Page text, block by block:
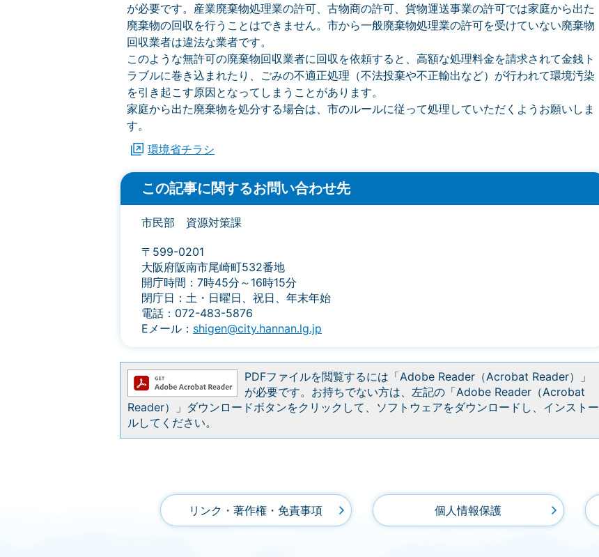
が必要です。産業廃棄物処理業の許可、古物商の許可、貨物運送事業の許可では家庭から出た
廃棄物の回収を行うことはできません。市から一般廃棄物処理業の許可を受けていない廃棄物
回収業者は違法な業者です。
このような無許可の廃棄物回収業者に回収を依頼すると、高額な処理料金を請求されて金銭ト
ラブルに巻き込まれたり、ごみの不適正処理（不法投棄や不正輸出など）が行われて環境汚染
を引き起こす原因となってしまうことがあります。
家庭から出た廃棄物を処分する場合は、市のルールに従って処理していただくようお願いしま
す。
環境省チラシ
この記事に関するお問い合わせ先
市民部 資源対策課
〒599-0201
大阪府阪南市尾崎町532番地
開庁時間：7時45分～16時15分
閉庁日：土・日曜日、祝日、年末年始
電話：072-483-5876
Eメール： shigen@city.hannan.lg.jp
PDFファイルを閲覧するには「Adobe Reader（Acrobat Reader）」
が必要です。お持ちでない方は、左記の「Adobe Reader（Acrobat
Reader）」ダウンロードボタンをクリックして、ソフトウェアをダウンロードし、インストー
ルしてください。
リンク・著作権・免責事項 個人情報保護